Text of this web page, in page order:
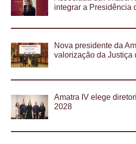
integrar a Presidência
Nova presidente da
valorização da Justiça
Amatra IV elege
2028